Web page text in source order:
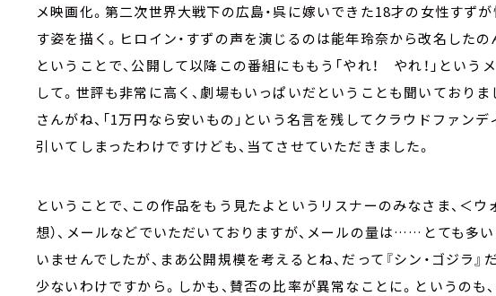
メ映画化。第二次世界大戦下の広島・呉に嫁いできた18才の女性すず
す姿を描く。ヒロイン・すずの声を演じるのは能年玲奈から改名した
ということで、公開して以降この番組にももう「やれ！ やれ！」とい
して。世評も非常に高く、劇場もいっぱいだということも聞いており
さんがね、「1万円なら安いもの」という名言を残してクラウドファン
引いてしまったわけですけども、当てさせていただきました。
ということで、この作品をもう見たよというリスナーのみなさま、＜ウ
想）、メールなどでいただいておりますが、メールの量は……とても多
いませんでしたが、まあ公開規模を考えるとね、だって『シン・ゴジラ』
少ないわけですから。しかも、賛否の比率が異常なことに。というのも